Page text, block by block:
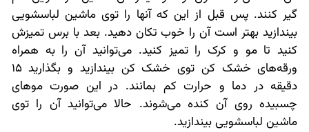
گیر کنند. پس قبل از این که آنها را توی ماشین لباسشویی
بیندازید بهتر است آن را خوب تکان دهید. بعد با برس تمیزش
کنید تا مو و کرک را تمیز کنید. می‌توانید آن را به همراه
ورقه‌های خشک کن توی خشک کن بیندازید و بگذارید 15
دقیقه در دما و حرارت کم بمانند. در این صورت موهای
چسبیده روی آن کنده می‌شوند. حالا می‌توانید آن را توی
ماشین لباسشویی بیندازید.